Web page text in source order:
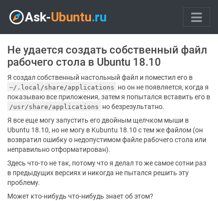
Не удается создать собственный файл
рабочего стола в Ubuntu 18.10
Я создал собственный настольный файл и поместил его в
~/.local/share/applications но он не появляется, когда я
показываю все приложения, затем я попытался вставить его в
/usr/share/applications но безрезультатно.
Я все еще могу запустить его двойным щелчком мыши в
Ubuntu 18.10, но не могу в Kubuntu 18.10 с тем же файлом (он
возвратил ошибку о недопустимом файле рабочего стола или
неправильно отформатирован).
Здесь что-то не так, потому что я делал то же самое сотни раз
в предыдущих версиях и никогда не пытался решить эту
проблему.
Может кто-нибудь что-нибудь знает об этом?